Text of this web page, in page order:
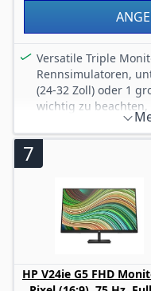
Stromkabel, 1x
Versatile Triple
Rennsimulatoren,
(24-32 Zoll) oder 1
wichtig zu
Renncockpits passen
Einstellbare Höhe
bequeme und
reduziert die
Ergonomie
Weite
kompatibel mit
Monitoren. Wird mit
7
HP V24ie G5 FHD